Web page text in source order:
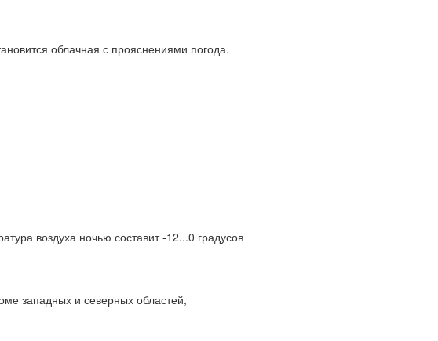
облачная с прояснениями погода.
воздуха ночью составит -12...0 градусов
западных и северных областей,